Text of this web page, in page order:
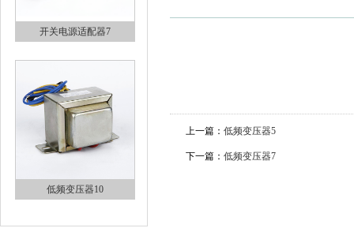
开关电源适配器8
开关电源适配器7
上一篇： 低频变压器5
下一篇： 低频变压器7